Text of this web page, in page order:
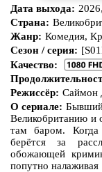
Дата выхода:
Страна:
Жанр: Комедия,
Сезон / серия:
Качество:
Режиссёр: Саймон
О сериале:
Великобританию и
там баром. Когда
берётся за
обожающей
попутно налаживая